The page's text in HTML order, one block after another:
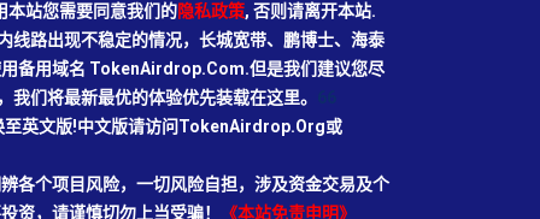
站您需要同意我们的隐私政策, 否则请离开本站.
线路出现不稳定的情况，长城宽带、鹏博士、海泰
备用域名 TokenAirdrop.Com.但是我们建议您尽
们将最新最优的体验优先装载在这里。
英文版!中文版请访问TokenAirdrop.Org或
各个项目风险，一切风险自担，涉及资金交易及个
资，请谨慎切勿上当受骗！
《本站免责申明》